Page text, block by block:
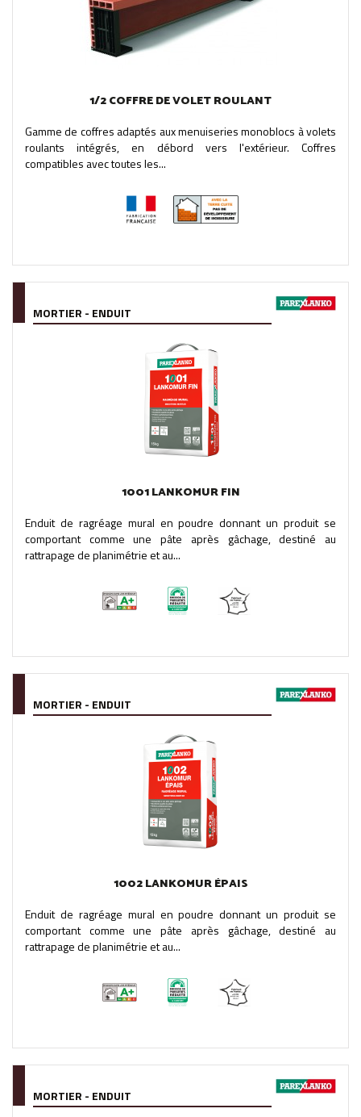
1/2 COFFRE DE VOLET ROULANT
Gamme de coffres adaptés aux menuiseries monoblocs à volets
roulants intégrés, en débord vers l'extérieur. Coffres
compatibles avec toutes les...
MORTIER - ENDUIT
1001 LANKOMUR FIN
Enduit de ragréage mural en poudre donnant un produit se
comportant comme une pâte après gâchage, destiné au
rattrapage de planimétrie et au...
MORTIER - ENDUIT
1002 LANKOMUR ÉPAIS
Enduit de ragréage mural en poudre donnant un produit se
comportant comme une pâte après gâchage, destiné au
rattrapage de planimétrie et au...
MORTIER - ENDUIT